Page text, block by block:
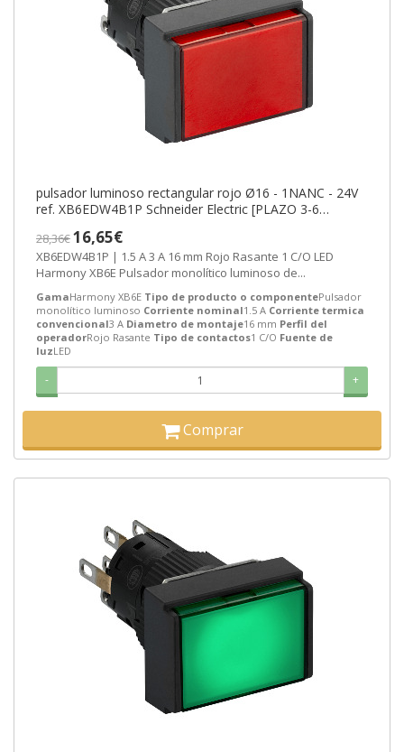
pulsador luminoso rectangular rojo Ø16 - 1NANC - 24V
ref. XB6EDW4B1P Schneider Electric [PLAZO 3-6
28,36€16,65€
XB6EDW4B1P | 1.5 A 3 A 16 mm Rojo Rasante 1 C/O LED
Harmony XB6E Pulsador monolítico luminoso de...
GamaHarmony XB6E Tipo de producto o componentePulsador
monolítico luminoso Corriente nominal1.5 A Corriente termica
convencional3 A Diametro de montaje16 mm Perfil del
operadorRojo Rasante Tipo de contactos1 C/O Fuente de
luzLED
- +
Comprar